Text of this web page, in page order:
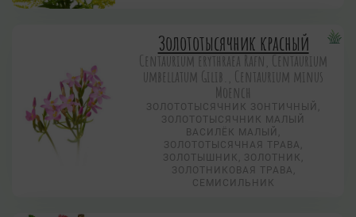
Золототысячник красный
Centaurium erythraea Rafn, Centaurium
umbellatum Gilib., Centaurium minus
Moench
ЗОЛОТОТЫСЯЧНИК ЗОНТИЧНЫЙ,
ЗОЛОТОТЫСЯЧНИК МАЛЫЙ
ВАСИЛЁК МАЛЫЙ,
ЗОЛОТОТЫСЯЧНАЯ ТРАВА,
ЗОЛОТЫШНИК, ЗОЛОТНИК,
ЗОЛОТНИКОВАЯ ТРАВА,
СЕМИСИЛЬНИК